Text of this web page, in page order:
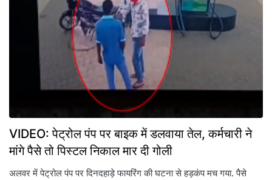
VIDEO: पेट्रोल पंप पर बाइक में डलवाया तेल, कर्मचारी ने
मांगे पैसे तो पिस्टल निकाल मार दी गोली
अलवर में पेट्रोल पंप पर दिनदहाड़े फायरिंग की घटना से हड़कंप मच गया. पैसे